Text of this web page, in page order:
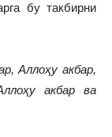
бу такбирни
Аллоҳу акбар,
акбар ва